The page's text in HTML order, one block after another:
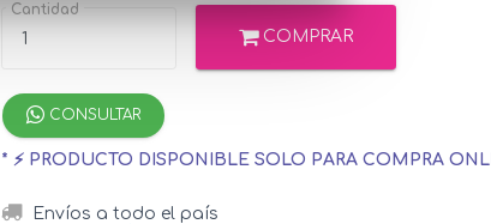
Cantidad
COMPRAR
CONSULTAR
* ⚡ PRODUCTO DISPONIBLE SOLO PARA COMPRA
Envíos a todo el país